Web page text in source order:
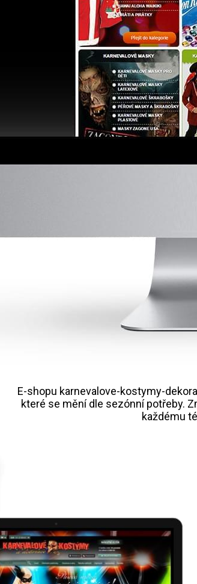
E-shopu karnevalove-kostymy-
které se mění dle sezónní potřeby.
každému